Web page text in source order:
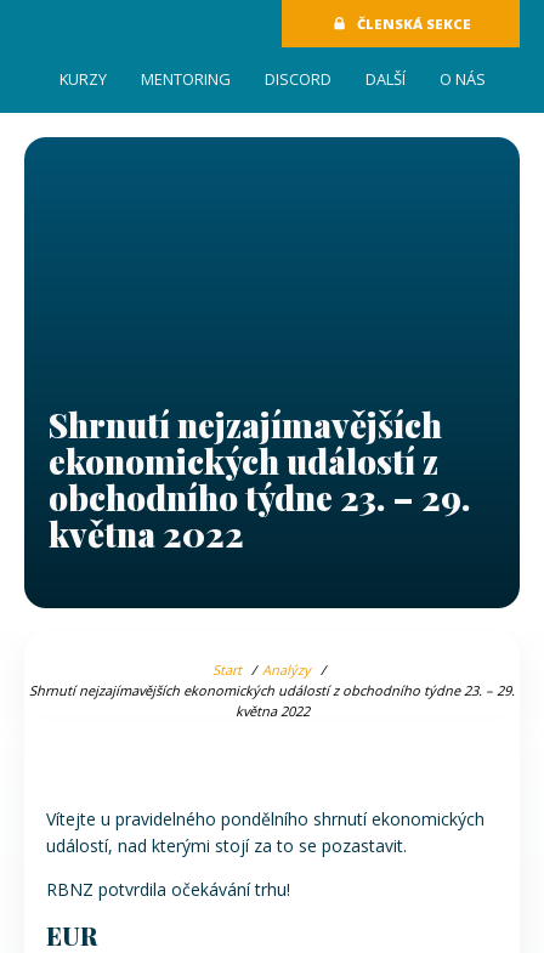
ČLENSKÁ SEKCE
KURZY MENTORING DISCORD DALŠÍ O NÁS
Shrnutí nejzajímavějších
ekonomických událostí z
obchodního týdne 23. – 29.
května 2022
Start
Analýzy
Shrnutí nejzajímavějších ekonomických událostí z obchodního týdne 23. – 29.
května 2022
Vítejte u pravidelného pondělního shrnutí ekonomických
událostí, nad kterými stojí za to se pozastavit.
RBNZ potvrdila očekávání trhu!
EUR